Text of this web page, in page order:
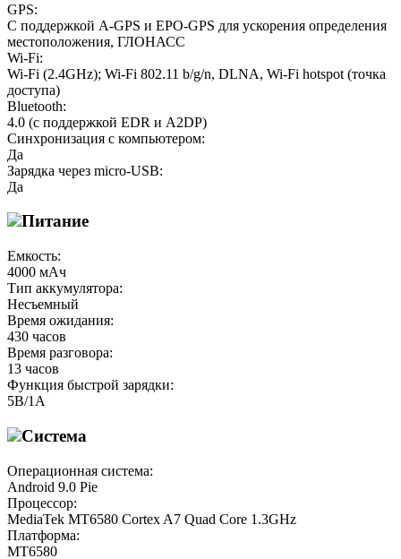
GPS:
С поддержкой A-GPS и EPO-GPS для ускорения определения
местоположения, ГЛОНАСС
Wi-Fi:
Wi-Fi (2.4GHz); Wi-Fi 802.11 b/g/n, DLNA, Wi-Fi hotspot (точка
доступа)
Bluetooth:
4.0 (с поддержкой EDR и A2DP)
Синхронизация с компьютером:
Да
Зарядка через micro-USB:
Да
Питание
Емкость:
4000 мАч
Тип аккумулятора:
Несъемный
Время ожидания:
430 часов
Время разговора:
13 часов
Функция быстрой зарядки:
5В/1А
Система
Операционная система:
Android 9.0 Pie
Процессор:
MediaTek MT6580 Cortex A7 Quad Core 1.3GHz
Платформа:
MT6580